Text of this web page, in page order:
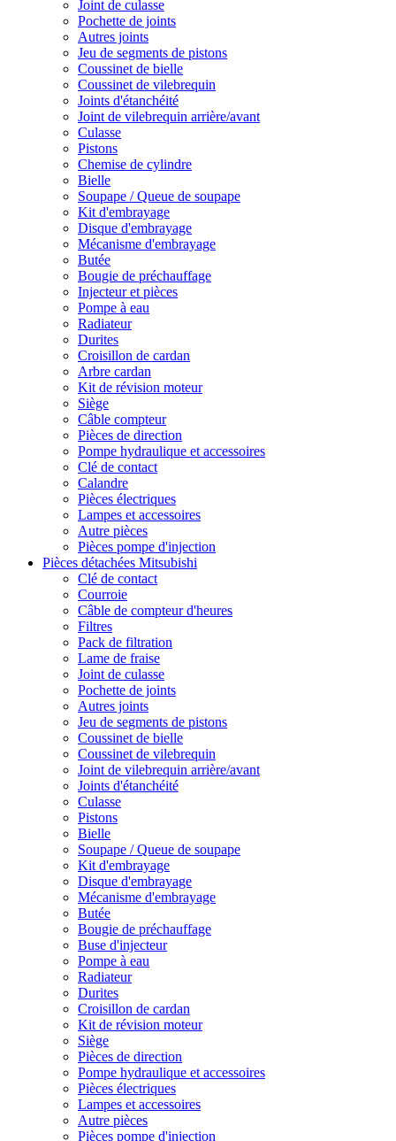
Joint de culasse
Pochette de joints
Autres joints
Jeu de segments de pistons
Coussinet de bielle
Coussinet de vilebrequin
Joints d'étanchéité
Joint de vilebrequin arrière/avant
Culasse
Pistons
Chemise de cylindre
Bielle
Soupape / Queue de soupape
Kit d'embrayage
Disque d'embrayage
Mécanisme d'embrayage
Butée
Bougie de préchauffage
Injecteur et pièces
Pompe à eau
Radiateur
Durites
Croisillon de cardan
Arbre cardan
Kit de révision moteur
Siège
Câble compteur
Pièces de direction
Pompe hydraulique et accessoires
Clé de contact
Calandre
Pièces électriques
Lampes et accessoires
Autre pièces
Pièces pompe d'injection
Pièces détachées Mitsubishi
Clé de contact
Courroie
Câble de compteur d'heures
Filtres
Pack de filtration
Lame de fraise
Joint de culasse
Pochette de joints
Autres joints
Jeu de segments de pistons
Coussinet de bielle
Coussinet de vilebrequin
Joint de vilebrequin arrière/avant
Joints d'étanchéité
Culasse
Pistons
Bielle
Soupape / Queue de soupape
Kit d'embrayage
Disque d'embrayage
Mécanisme d'embrayage
Butée
Bougie de préchauffage
Buse d'injecteur
Pompe à eau
Radiateur
Durites
Croisillon de cardan
Kit de révision moteur
Siège
Pièces de direction
Pompe hydraulique et accessoires
Pièces électriques
Lampes et accessoires
Autre pièces
Pièces pompe d'injection